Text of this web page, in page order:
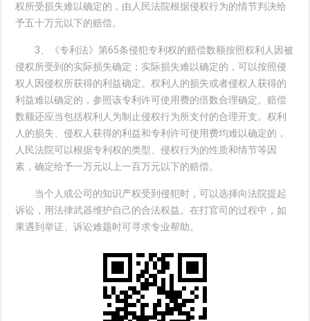
权所受损失难以确定的，由人民法院根据侵权行为的情节判决给
予五十万元以下的赔偿。
3、《专利法》第65条侵犯专利权的赔偿数额按照权利人因被
侵权所受到的实际损失确定；实际损失难以确定的，可以按照侵
权人因侵权所获得的利益确定。权利人的损失或者侵权人获得的
利益难以确定的，参照该专利许可使用费的倍数合理确定。赔偿
数额还应当包括权利人为制止侵权行为所支付的合理开支。权利
人的损失、侵权人获得的利益和专利许可使用费均难以确定的，
人民法院可以根据专利权的类型、侵权行为的性质和情节等因
素，确定给予一万元以上一百万元以下的赔偿。
当个人或公司的知识产权受到侵犯时，可以选择向法院提起
诉讼，用法律武器维护自己的合法权益。在打官司的过程中，如
果遇到举证、诉讼难题时可寻求专业帮助。